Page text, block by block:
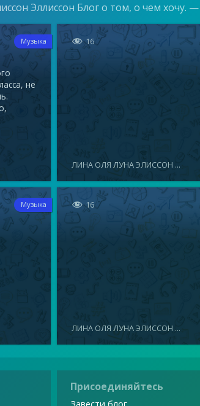
Эллиссон Блог о том, о чем хочу.
Музыка
не
 16
ЛИНА ОЛЯ ЛУНА ЭЛИССОН ...
Музыка  16
ЛИНА ОЛЯ ЛУНА ЭЛИССОН ...
Присоединяйтесь